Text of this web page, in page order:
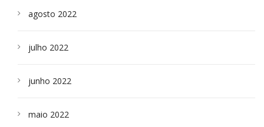
agosto 2022
julho 2022
junho 2022
maio 2022